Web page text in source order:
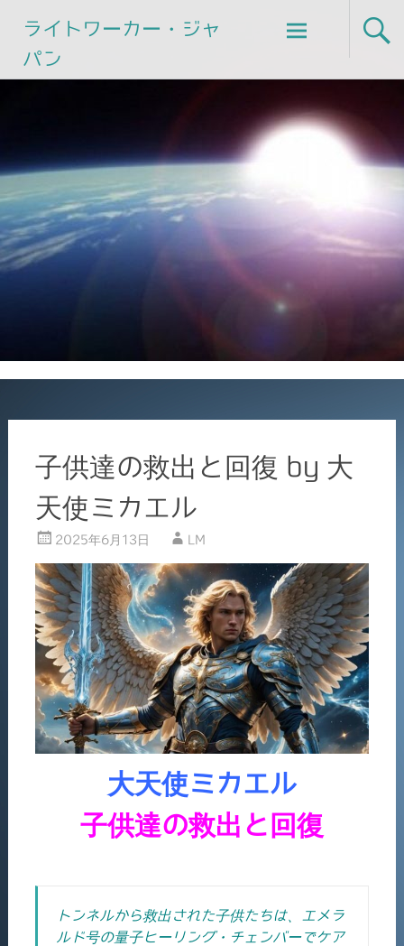
ライトワーカー・ジャ
パン
Skip
to
子供達の救出と回復 by 大
天使ミカエル
2025年6月13日 LM
大天使ミカエル
子供達の救出と回復
トンネルから救出された子供たちは、エメラ
ルド号の量子ヒーリング・チェンバーでケア